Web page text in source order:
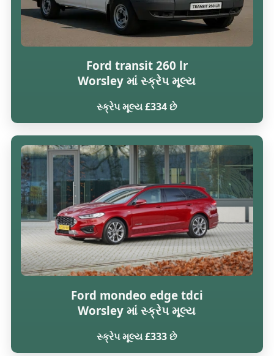
Ford transit 260 lr
Worsley માં સ્ક્રેપ મૂલ્ય
સ્ક્રેપ મૂલ્ય £334 છે
Ford mondeo edge tdci
Worsley માં સ્ક્રેપ મૂલ્ય
સ્ક્રેપ મૂલ્ય £333 છે